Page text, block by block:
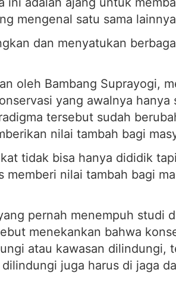
mengenal satu sama
dan menyatukan
oleh Bambang Suprayogi,
yang awalnya hanya
tersebut sudah
nilai tambah bagi
tidak bisa hanya dididik
memberi nilai tambah bagi
pernah menempuh studi
menekankan bahwa
atau kawasan dilindungi,
juga harus di jaga